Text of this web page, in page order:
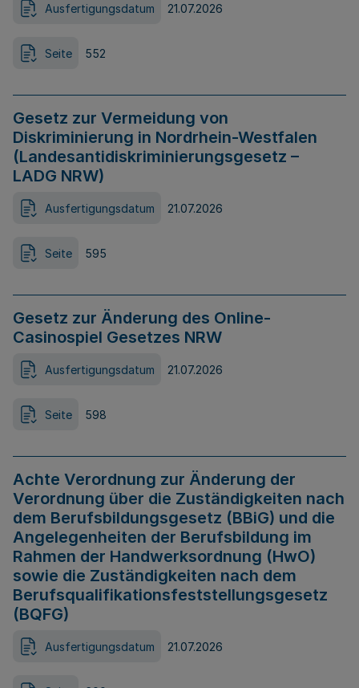
Ausfertigungsdatum 21.07.2026
Seite 552
Gesetz zur Vermeidung von
Diskriminierung in Nordrhein-Westfalen
(Landesantidiskriminierungsgesetz –
LADG NRW)
Ausfertigungsdatum 21.07.2026
Seite 595
Gesetz zur Änderung des Online-
Casinospiel Gesetzes NRW
Ausfertigungsdatum 21.07.2026
Seite 598
Achte Verordnung zur Änderung der
Verordnung über die Zuständigkeiten nach
dem Berufsbildungsgesetz (BBiG) und die
Angelegenheiten der Berufsbildung im
Rahmen der Handwerksordnung (HwO)
sowie die Zuständigkeiten nach dem
Berufsqualifikationsfeststellungsgesetz
(BQFG)
Ausfertigungsdatum 21.07.2026